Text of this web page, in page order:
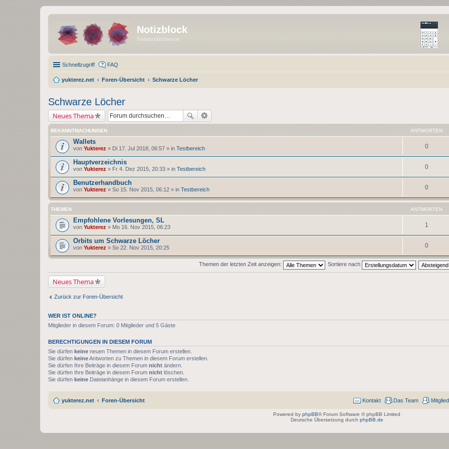
Notizblock
Relativitätstheorie
Schnellzugriff FAQ
yukterez.net Foren-Übersicht Schwarze Löcher
Schwarze Löcher
Neues Thema
BEKANNTMACHUNGEN ANTWORTEN
Wallets
von Yukterez » Di 17. Jul 2018, 06:57 » in Testbereich 0
Hauptverzeichnis
von Yukterez » Fr 4. Dez 2015, 20:33 » in Testbereich 0
Benutzerhandbuch
von Yukterez » So 15. Nov 2015, 06:12 » in Testbereich 0
THEMEN ANTWORTEN
Empfohlene Vorlesungen, SL
von Yukterez » Mo 16. Nov 2015, 06:23 1
Orbits um Schwarze Löcher
von Yukterez » So 22. Nov 2015, 20:25 0
Themen der letzten Zeit anzeigen: Sortiere nach
Neues Thema
Zurück zur Foren-Übersicht
WER IST ONLINE?
Mitglieder in diesem Forum: 0 Mitglieder und 5 Gäste
BERECHTIGUNGEN IN DIESEM FORUM
Sie dürfen keine neuen Themen in diesem Forum erstellen.
Sie dürfen keineAntworten zu Themen in diesem Forum erstellen.
Sie dürfen Ihre Beiträge in diesem Forum nicht ändern.
Sie dürfen Ihre Beiträge in diesem Forum nicht löschen.
Sie dürfen keine Dateianhänge in diesem Forum erstellen.
yukterez.net Foren-Übersicht Das Team
Kontakt
Powered by phpBB® Forum Software © phpBB Limited
Deutsche Übersetzung durch phpBB.de